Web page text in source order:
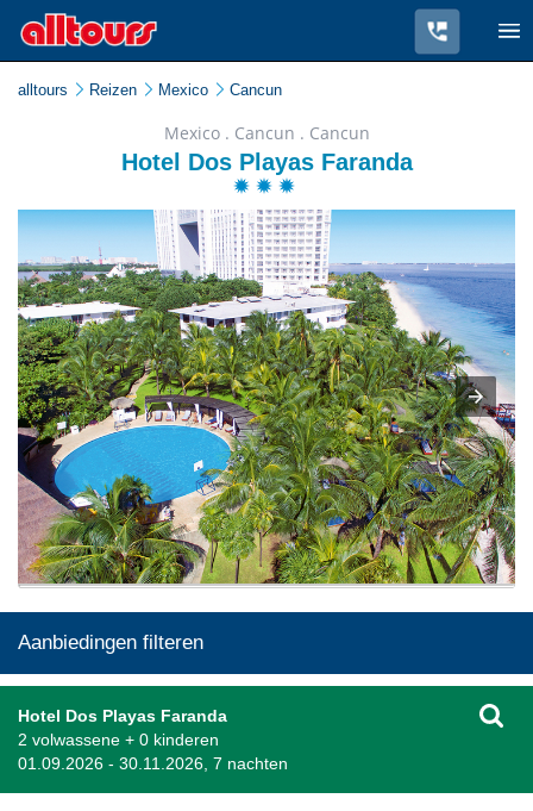
alltours Reizen Mexico Cancun
Mexico . Cancun . Cancun
Hotel Dos Playas Faranda
Aanbiedingen filteren
Hotel Dos Playas Faranda
2 volwassene + 0 kinderen
01.09.2026 - 30.11.2026, 7 nachten